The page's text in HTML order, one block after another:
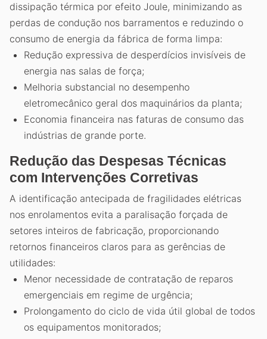
dissipação térmica por efeito Joule, minimizando as
perdas de condução nos barramentos e reduzindo o
consumo de energia da fábrica de forma limpa:
Redução expressiva de desperdícios invisíveis de
energia nas salas de força;
Melhoria substancial no desempenho
eletromecânico geral dos maquinários da planta;
Economia financeira nas faturas de consumo das
indústrias de grande porte.
Redução das Despesas Técnicas
com Intervenções Corretivas
A identificação antecipada de fragilidades elétricas
nos enrolamentos evita a paralisação forçada de
setores inteiros de fabricação, proporcionando
retornos financeiros claros para as gerências de
utilidades:
Menor necessidade de contratação de reparos
emergenciais em regime de urgência;
Prolongamento do ciclo de vida útil global de todos
os equipamentos monitorados;